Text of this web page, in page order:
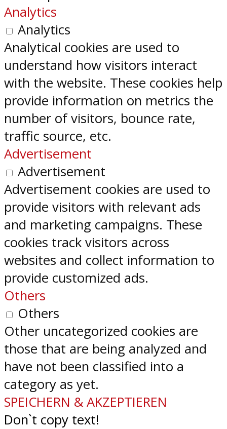
Analytics
Analytics
Analytical cookies are used to
understand how visitors interact
with the website. These cookies help
provide information on metrics the
number of visitors, bounce rate,
traffic source, etc.
Advertisement
Advertisement
Advertisement cookies are used to
provide visitors with relevant ads
and marketing campaigns. These
cookies track visitors across
websites and collect information to
provide customized ads.
Others
Others
Other uncategorized cookies are
those that are being analyzed and
have not been classified into a
category as yet.
SPEICHERN & AKZEPTIEREN
Don`t copy text!